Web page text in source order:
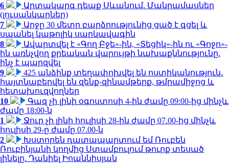
6
Արտակարգ դեպք Սևանում. Մանրամասներ
(լուսանկարներ)
7
Արջը 30 մետր բարձրությունից ցած է գցել և
սպանել կաթոլիկ սարկավագին
8
Ավարտվել է «Գող Բջե»-ին, «Տեցիկ»-ին ու «Գոջո»-
ին առնչվող քրեական վարույթի նախաքննությունը.
ինչ է պարզվել
9
425 անձինք տեղափոխվել են ոստիկանություն․
հայտնաբերվել են զենք-զինամթերք, թմրամիջոց և
հետախուզվողներ
10
Գազ չի լինի օգոստոսի 4-ին ժամը 09:00-ից մինչև
ժամը 18:00-ն
1
Ջուր չի լինի հուլիսի 28-ին ժամը 07.00-ից մինչև
հուլիսի 29-ը ժամը 07.00-ն
2
Խստորեն դատապարտում եմ Ռուբեն
Ռուբինյանի կողմից Ստամբուլում թուրք տեսած
լինելը. Դանիել Իոաննիսյան